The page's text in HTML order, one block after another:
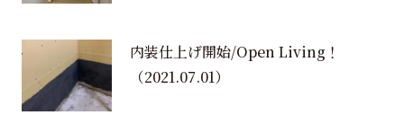
内装仕上げ開始/Open Living！
（2021.07.01）